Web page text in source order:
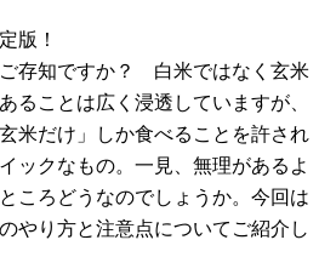
版！
ご存知ですか？ 白米ではなく玄米
ることは広く浸透していますが、
米だけ」しか食べることを許され
ックなもの。一見、無理があるよ
ころどうなのでしょうか。今回は
やり方と注意点についてご紹介し